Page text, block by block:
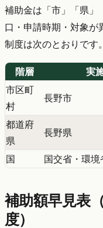
補助金は「市」「県」
口・申請時期・対象が
制度は次のとおりです。
階層 実
市区町
村
長野市
都道府
県
長野県
国 国交省・環
補助額早見表
度）